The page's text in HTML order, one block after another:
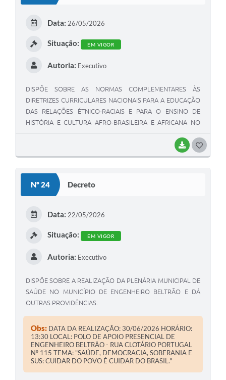
BAIXAR
Data: 26/05/2026
Situação: EM VIGOR
Autoria: Executivo
DISPÕE SOBRE AS NORMAS COMPLEMENTARES ÀS
DIRETRIZES CURRICULARES NACIONAIS PARA A EDUCAÇÃO
DAS RELAÇÕES ÉTNICO-RACIAIS E PARA O ENSINO DE
HISTÓRIA E CULTURA AFRO-BRASILEIRA E AFRICANA NO
Nº 24 Decreto
Data: 22/05/2026
Situação: EM VIGOR
Autoria: Executivo
DISPÕE SOBRE A REALIZAÇÃO DA PLENÁRIA MUNICIPAL DE
SAÚDE NO MUNICÍPIO DE ENGENHEIRO BELTRÃO E DÁ
OUTRAS PROVIDÊNCIAS.
Obs: DATA DA REALIZAÇÃO: 30/06/2026 HORÁRIO:
13:30 LOCAL: POLO DE APOIO PRESENCIAL DE
ENGENHEIRO BELTRÃO - RUA CLOTÁRIO PORTUGAL
Nº 115 TEMA: "SAÚDE, DEMOCRACIA, SOBERANIA E
SUS: CUIDAR DO POVO É CUIDAR DO BRASIL."